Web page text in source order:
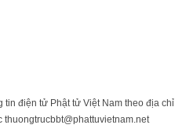
tin điện tử Phật tử Việt Nam theo địa chỉ
thuongtrucbbt@phattuvietnam.net